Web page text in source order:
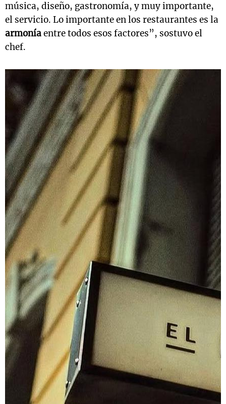
música, diseño, gastronomía, y muy importante,
el servicio. Lo importante en los restaurantes es la
armoníaentre todos esos factores”, sostuvo el
chef.